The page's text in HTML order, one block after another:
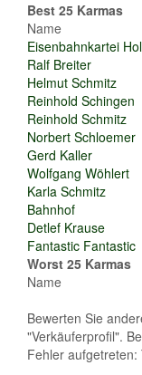
Best 25 Karmas
Name
Eisenbahnkartei
Ralf Breiter
Helmut Schmitz
Reinhold Schingen
Reinhold Schmitz
Norbert Schloemer
Gerd Kaller
Wolfgang Wöhlert
Karla Schmitz
Bahnhof
Detlef Krause
Fantastic Fantastic
Worst 25 Karmas
Name
Bewerten Sie
"Verkäuferprofil".
Fehler